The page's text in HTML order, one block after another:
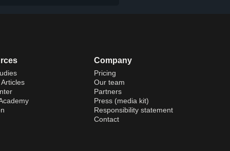
Company
Pricing
Our team
Partners
Press (media kit)
Responsibility statement
Contact